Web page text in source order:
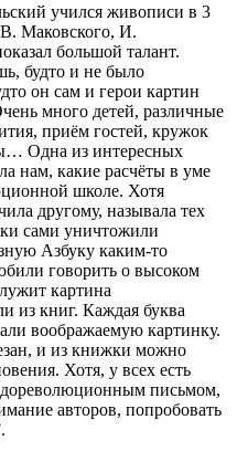
учился живописи в 3
В. Маковского, И.
большой талант.
будто и не было
он сам и герои картин
много детей, различные
приём гостей, кружок
Одна из интересных
нам, какие расчёты в уме
школе. Хотя
другому, называла тех
сами уничтожили
Азбуку каким-то
говорить о высоком
картина
из книг. Каждая буква
воображаемую картинку.
и из книжки можно
Хотя, у всех есть
дореволюционным письмом,
авторов, попробовать